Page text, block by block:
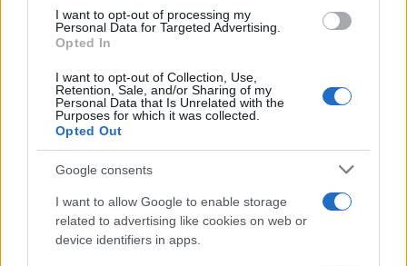
I want to opt-out of processing my
Personal Data for Targeted Advertising.
Opted In
I want to opt-out of Collection, Use,
Retention, Sale, and/or Sharing of my
Personal Data that Is Unrelated with the
Purposes for which it was collected.
Opted Out
Google consents
I want to allow Google to enable storage
related to advertising like cookies on web or
device identifiers in apps.
omogućava sreći da ispuni vaš život, a vi osjećate
duboku zahvalnost zbog svega što vam dolazi.
#horoskop
POVEZANO